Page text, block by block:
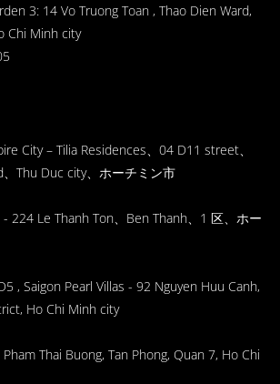
3: 14 Vo Truong Toan , Thao Dien Ward,
Chi Minh city
City – Tilia Residences、04 D11 street、
、Thu Duc city、ホーチミン市
224 Le Thanh Ton、Ben Thanh、1 区、ホー
, Saigon Pearl Villas - 92 Nguyen Huu Canh,
Ho Chi Minh city
Thai Buong, Tan Phong, Quan 7, Ho Chi